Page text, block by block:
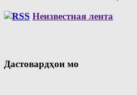
Неизвестная лента
Дастовардҳои мо